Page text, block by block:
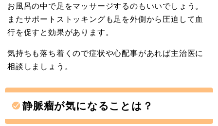
お風呂の中で足をマッサージするのもいいでしょう。
またサポートストッキングも足を外側から圧迫して血
行を促すと効果があります。
気持ちも落ち着くので症状や心配事があれば主治医に
相談しましょう。
静脈瘤が気になることは？